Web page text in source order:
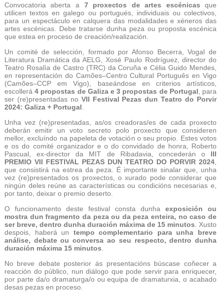
Convocatoria aberta a 7 proxectos de artes escénicas que
utilicen textos en galego ou portugués, individuais ou colectivos,
para un espectáculo en calquera das modalidades e xéneros das
artes escénicas. Debe tratarse dunha peza ou proposta escénica
que estea en proceso de creación/realización.
Un comité de selección, formado por Afonso Becerra, Vogal de
Literatura Dramática da AELG, Xosé Paulo Rodríguez, director do
Teatro Rosalía de Castro (TRC) da Coruña e Célia Guido Mendes,
en representación do Camões–Centro Cultural Português en Vigo
(Camões–CCP em Vigo), baseándose en criterios artísticos,
escollerá4 propostas de Galiza e 3 propostas de Portugal , para
ser (re)presentadas no VII Festival Pezas dun Teatro do Porvir
2024: Galiza + Portugal
Unha vez (re)presentadas, as/os creadoras/es de cada proxecto
deberán emitir un voto secreto polo proxecto que consideren
mellor, excluíndo na papeleta de votación o seu propio. Estes votos
e os do comité organizador e o do convidado de honra, Roberto
Pascual, ex-director da MIT de Ribadavia, concederán o III
PREMIO VII FESTIVAL PEZAS DUN TEATRO DO PORVIR 2024
que consistirá na estrea da peza. É importante sinalar que, unha
vez (re)presentados os proxectos, o xurado pode considerar que
ningún deles reúne as características ou condicións necesarias e,
por tanto, deixar o premio deserto.
O funcionamento deste festival consta dunhaexposición ou
mostra dun fragmento da peza ou da peza enteira, no caso de
ser breve, dentro dunha duración máxima de 15 minutos
Xusto
despois, haberá un tempo complementario para unha breve
análise, debate ou conversa ao seu respecto, dentro dunha
duración máxima 15 minutos
No breve debate posterior ás presentacións búscase coñecer a
reacción do público, nun diálogo que pode servir para enriquecer,
por parte da/o dramaturga/o ou equipa de dramaturxia, o acabado
desas pezas en proceso.